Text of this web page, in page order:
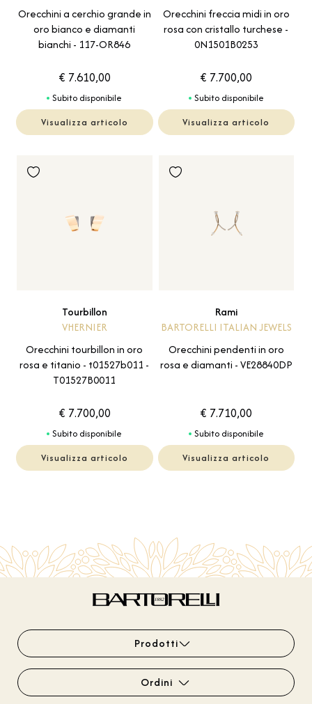
Orecchini a cerchio grande in
oro bianco e diamanti
bianchi - 117-OR846
€ 7.610,00
Subito disponibile
Visualizza articolo
Orecchini freccia midi in oro
rosa con cristallo turchese -
0N1501B0253
€ 7.700,00
Subito disponibile
Visualizza articolo
Tourbillon
VHERNIER
Orecchini tourbillon in oro
rosa e titanio - t01527b011 -
T01527B0011
€ 7.700,00
Subito disponibile
Visualizza articolo
Rami
BARTORELLI ITALIAN JEWELS
Orecchini pendenti in oro
rosa e diamanti - VE28840DP
€ 7.710,00
Subito disponibile
Visualizza articolo
Prodotti
Ordini